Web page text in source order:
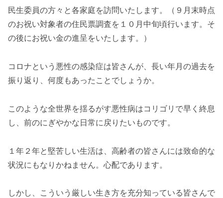
民生委員の方々と各家庭を訪問いたします。（９月末時点
のお祝い対象者の住民票調査を１０月中旬頃行います。そ
の後にお祝い金の進呈をいたします。）
コロナという悪性の感染症は皆さんが、長い年月の過去を
振り返り、何度もあったことでしょうか。
このような全世界を揺るがす悪性病はコリゴリで早く終息
し、前のにぎやかな日常に戻りたいものです。
１年２年と堅苦しい生活は、高齢者の皆さんには致命的な
状況にもなりかねません。心配であります。
しかし、こういう厳しい生き方を充分知っている皆さんで